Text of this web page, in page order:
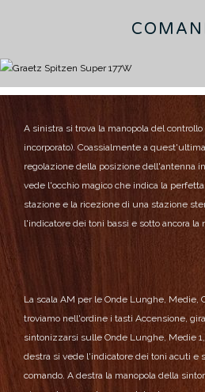
A sinistra si trova la manopola del
incorporato). Coassialmente a
regolazione della posizione dell'antenna
vede l'occhio magico che indica la
stazione e la ricezione di una stazione
l'indicatore dei toni bassi e sotto ancora la
La scala AM per le Onde Lunghe, Medie,
troviamo nell'ordine i tasti Accensione,
sintonizzarsi sulle Onde Lunghe, Medie
destra si vede l'indicatore dei toni acuti e
comando. A destra la manopola della